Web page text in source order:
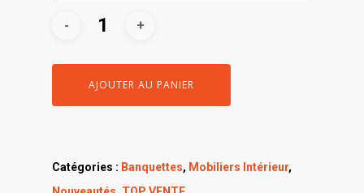
AJOUTER AU PANIER
Catégories : Banquettes, Mobiliers Intérieur,